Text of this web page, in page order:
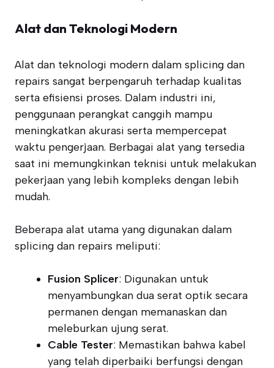
Alat dan Teknologi Modern
Alat dan teknologi modern dalam splicing dan
repairs sangat berpengaruh terhadap kualitas
serta efisiensi proses. Dalam industri ini,
penggunaan perangkat canggih mampu
meningkatkan akurasi serta mempercepat
waktu pengerjaan. Berbagai alat yang tersedia
saat ini memungkinkan teknisi untuk melakukan
pekerjaan yang lebih kompleks dengan lebih
mudah.
Beberapa alat utama yang digunakan dalam
splicing dan repairs meliputi:
Fusion Splicer: Digunakan untuk
menyambungkan dua serat optik secara
permanen dengan memanaskan dan
meleburkan ujung serat.
Cable Tester: Memastikan bahwa kabel
yang telah diperbaiki berfungsi dengan